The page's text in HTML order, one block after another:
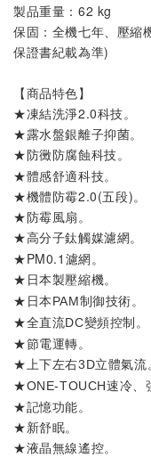
製品重量：62 kg
保固：全機七年、壓縮
保證書紀載為準)
【商品特色】
★凍結洗淨2.0科技。
★露水盤銀離子抑菌。
★防黴防腐蝕科技。
★體感舒適科技。
★機體防霉2.0(五段)。
★防霉風扇。
★高分子鈦觸媒濾網。
★PM0.1濾網。
★ 日本製壓縮機。
★ 日本PAM制御技術。
★全直流DC變頻控制 。
★節電運轉。
★ 上下左右3D立體氣流。
★ONE-TOUCH速冷、
★記憶功能。
★新舒眠。
★液晶無線遙控。